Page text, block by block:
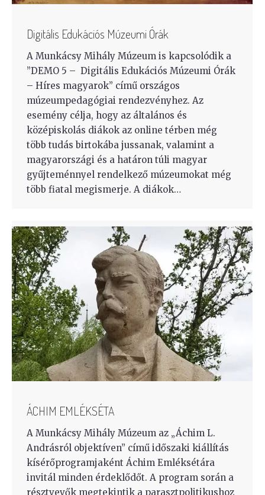
Digitális Edukációs Múzeumi Órák
A Munkácsy Mihály Múzeum is kapcsolódik a
’’DEMO 5 – Digitális Edukációs Múzeumi Órák
– Híres magyarok” című országos
múzeumpedagógiai rendezvényhez. Az
esemény célja, hogy az általános és
középiskolás diákok az online térben még
több tudás birtokába jussanak, valamint a
magyarországi és a határon túli magyar
gyűjteménnyel rendelkező múzeumokat még
több fiatal megismerje. A diákok…
ÁCHIM EMLÉKSÉTA
A Munkácsy Mihály Múzeum az „Áchim L.
Andrásról objektíven” című időszaki kiállítás
kísérőprogramjaként Áchim Emléksétára
invitál minden érdeklődőt. A program során a
résztvevők megtekintik a parasztpolitikushoz